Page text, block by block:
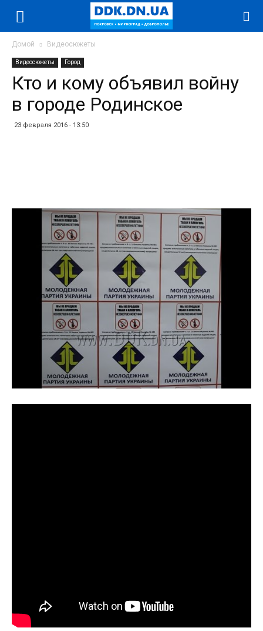
Домой Видеосюжеты
Видеосюжеты Город
Кто и кому объявил войну
в городе Родинское
23 февраля 2016 - 13:50